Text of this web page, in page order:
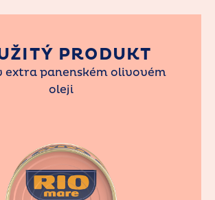
PRODUKT
extra panenském olivovém
oleji